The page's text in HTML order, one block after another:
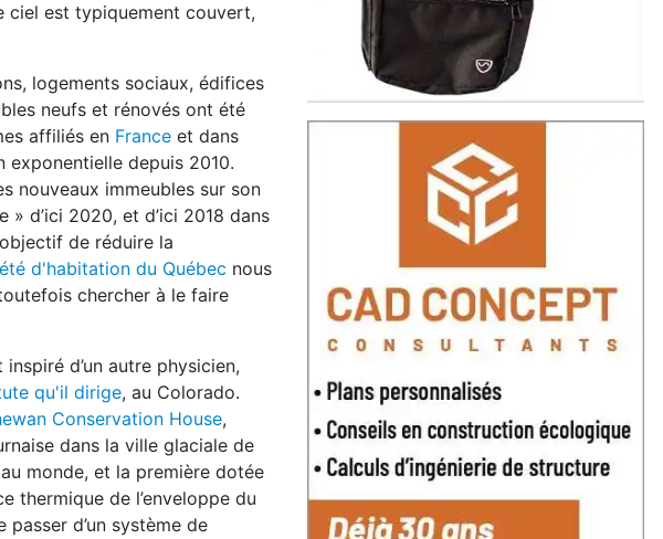
ciel est typiquement couvert,
logements sociaux, édifices
neufs et rénovés ont été
affiliés en France et dans
exponentielle depuis 2010.
nouveaux immeubles sur son
d’ici 2020, et d’ici 2018 dans
de réduire la
d'habitation du Québec nous
chercher à le faire
d’un autre physicien,
qu'il dirige, au Colorado.
Conservation House,
dans la ville glaciale de
monde, et la première dotée
thermique de l’enveloppe du
d’un système de